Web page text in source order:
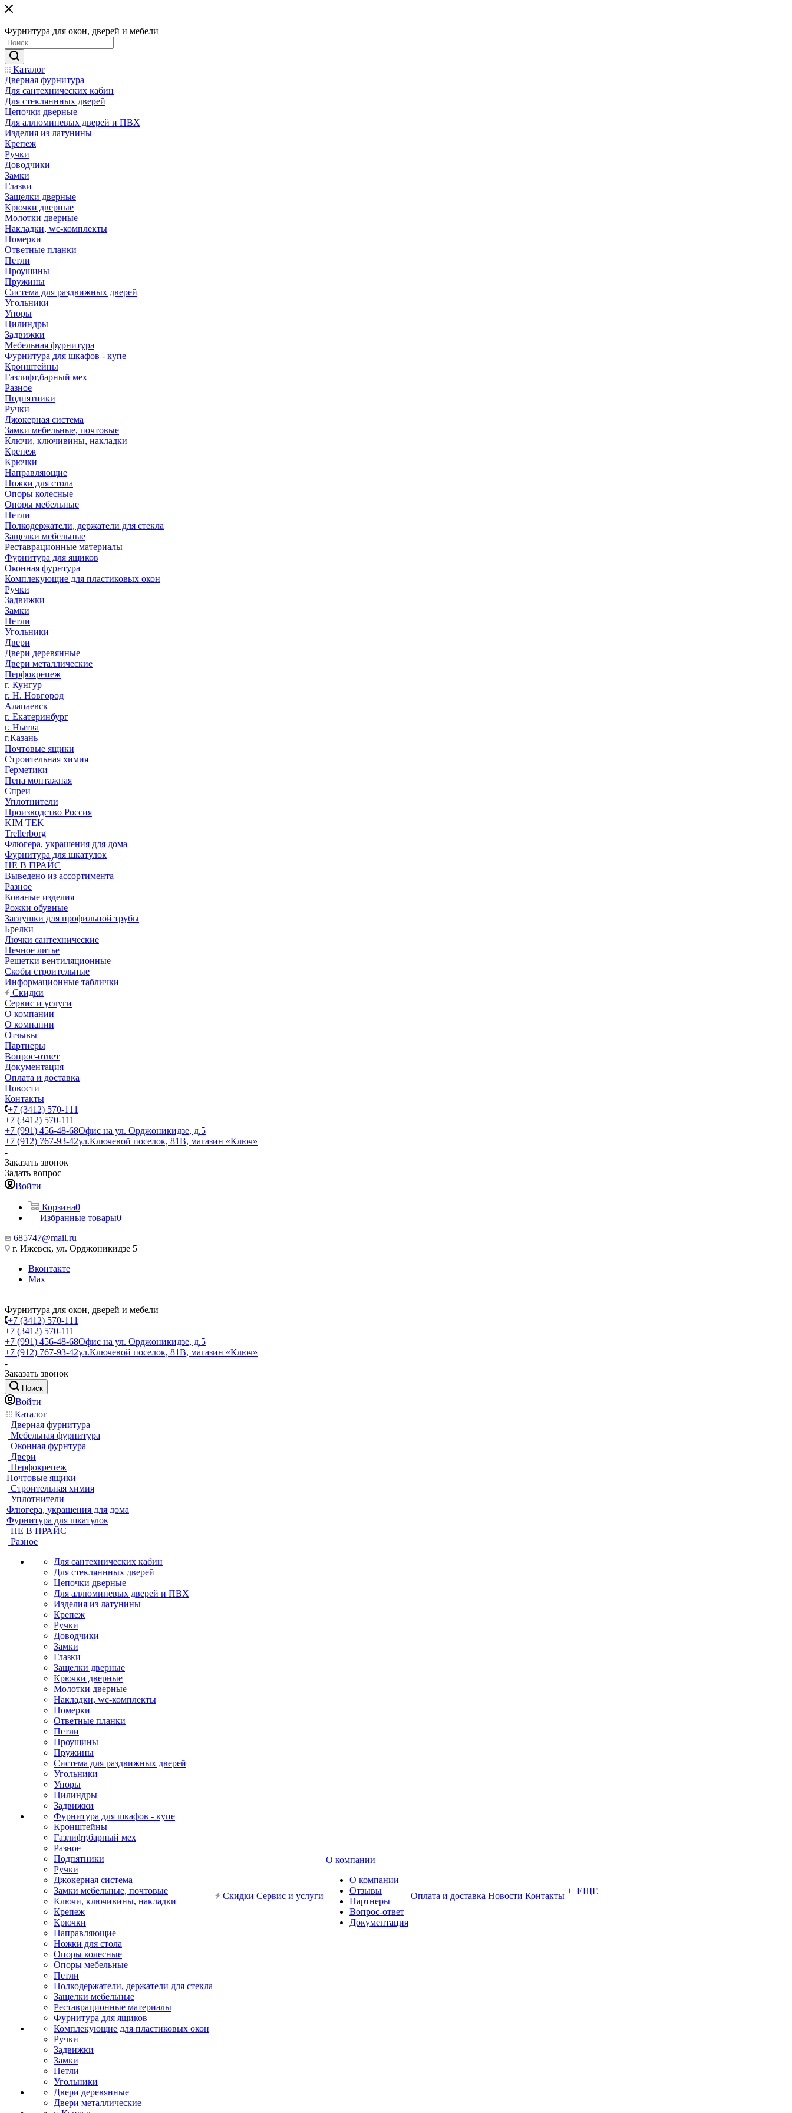
Фурнитура для окон, дверей и мебели
Каталог
Дверная фурнитура
Для сантехнических кабин
Для стекляннных дверей
Цепочки дверные
Для аллюминевых дверей и ПВХ
Изделия из латунины
Крепеж
Ручки
Доводчики
Замки
Глазки
Защелки дверные
Крючки дверные
Молотки дверные
Накладки, wc-комплекты
Номерки
Ответные планки
Петли
Проушины
Пружины
Система для раздвижных дверей
Угольники
Упоры
Цилиндры
Задвижки
Мебельная фурнитура
Фурнитура для шкафов - купе
Кронштейны
Газлифт,барный мех
Разное
Подпятники
Ручки
Джокерная система
Замки мебельные, почтовые
Ключи, ключивины, накладки
Крепеж
Крючки
Направляющие
Ножки для стола
Опоры колесные
Опоры мебельные
Петли
Полкодержатели, держатели для стекла
Защелки мебельные
Реставрационные материалы
Фурнитура для ящиков
Оконная фурнтура
Комплекующие для пластиковых окон
Ручки
Задвижки
Замки
Петли
Угольники
Двери
Двери деревянные
Двери металлические
Перфокрепеж
г. Кунгур
г. Н. Новгород
Алапаевск
г. Екатеринбург
г. Нытва
г.Казань
Почтовые ящики
Строительная химия
Герметики
Пена монтажная
Спреи
Уплотнители
Производство Россия
KIM TEK
Trellerborg
Флюгера, украшения для дома
Фурнитура для шкатулок
НЕ В ПРАЙС
Выведено из ассортимента
Разное
Кованые изделия
Рожки обувные
Заглушки для профильной трубы
Брелки
Лючки сантехнические
Печное литье
Решетки вентиляционные
Скобы строительные
Информационные таблички
Скидки
Сервис и услуги
О компании
О компании
Отзывы
Партнеры
Вопрос-ответ
Документация
Оплата и доставка
Новости
Контакты
+7 (3412) 570-111
+7 (3412) 570-111
+7 (991) 456-48-68Офис на ул. Орджоникидзе, д.5
+7 (912) 767-93-42ул.Ключевой поселок, 81В, магазин «Ключ»
Заказать звонок
Задать вопрос
Войти
Корзина0
Избранные товары0
685747@mail.ru
г. Ижевск, ул. Орджоникидзе 5
Вконтакте
Max
Фурнитура для окон, дверей и мебели
+7 (3412) 570-111
+7 (3412) 570-111
+7 (991) 456-48-68Офис на ул. Орджоникидзе, д.5
+7 (912) 767-93-42ул.Ключевой поселок, 81В, магазин «Ключ»
Заказать звонок
Поиск
Войти
Каталог
Дверная фурнитура
Мебельная фурнитура
Оконная фурнтура
Двери
Перфокрепеж
Почтовые ящики
Строительная химия
Уплотнители
Флюгера, украшения для дома
Фурнитура для шкатулок
НЕ В ПРАЙС
Разное
Для сантехнических кабин
Для стекляннных дверей
Цепочки дверные
Для аллюминевых дверей и ПВХ
Изделия из латунины
Крепеж
Ручки
Доводчики
Замки
Глазки
Защелки дверные
Крючки дверные
Молотки дверные
Накладки, wc-комплекты
Номерки
Ответные планки
Петли
Проушины
Пружины
Система для раздвижных дверей
Угольники
Упоры
Цилиндры
Задвижки
Фурнитура для шкафов - купе
Кронштейны
Газлифт,барный мех
Разное
Подпятники
Ручки
Джокерная система
Замки мебельные, почтовые
Ключи, ключивины, накладки
Крепеж
Крючки
Направляющие
Ножки для стола
Опоры колесные
Опоры мебельные
Петли
Полкодержатели, держатели для стекла
Защелки мебельные
Реставрационные материалы
Фурнитура для ящиков
Комплекующие для пластиковых окон
Ручки
Задвижки
Замки
Петли
Угольники
Двери деревянные
Двери металлические
Скидки Сервис и услуги
О компании
О компании
Отзывы
Партнеры
Вопрос-ответ
Документация
Оплата и доставка Новости Контакты + ЕЩЕ